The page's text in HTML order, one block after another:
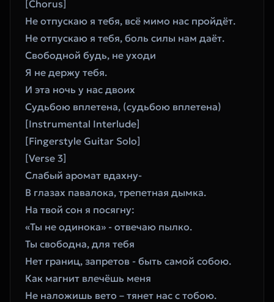
[Chorus]
Не отпускаю я тебя, всё мимо нас пройдёт.
Не отпускаю я тебя, боль силы нам даёт.
Свободной будь, не уходи
Я не держу тебя.
И эта ночь у нас двоих
Судьбою вплетена, (судьбою вплетена)
[Instrumental Interlude]
[Fingerstyle Guitar Solo]
[Verse 3]
Слабый аромат вдахну-
В глазах павалока, трепетная дымка.
На твой сон я посягну:
«Ты не одинока» - отвечаю пылко.
Ты свободна, для тебя
Нет границ, запретов - быть самой собою.
Как магнит влечёшь меня
Не наложишь вето – тянет нас с тобою.